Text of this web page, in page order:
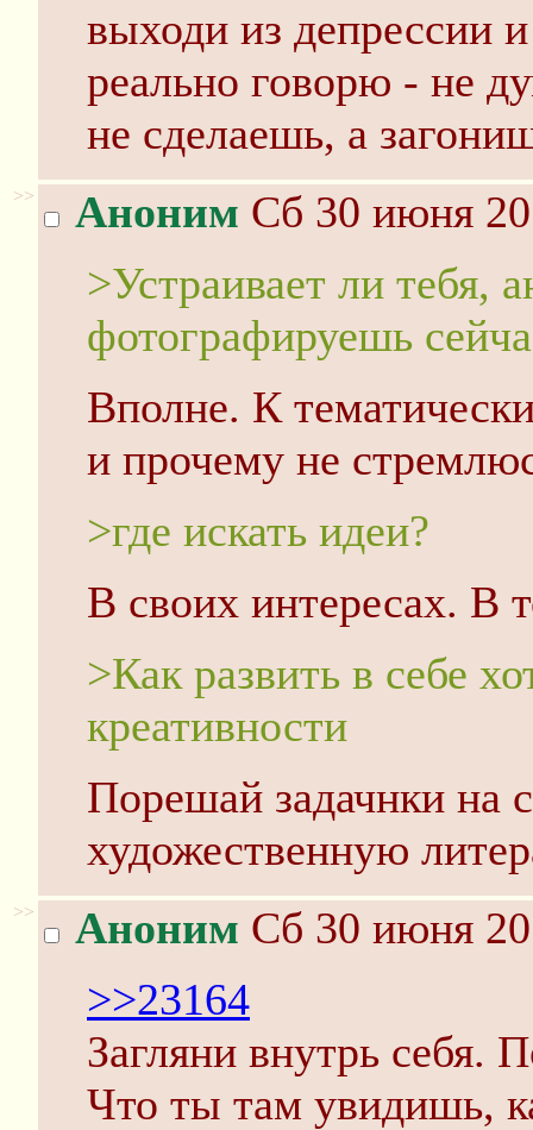
выходи из депрессии
реально говорю - не
не сделаешь, а
>> Аноним Сб 30 июня
>Устраивает ли тебя,
фотографируешь
Вполне. К
и прочему не
>где искать идеи?
В своих интересах. В
>Как развить в себе
креативности
Порешай задачнки на
художественную
>> Аноним Сб 30 июня
>>23164
Загляни внутрь себя.
Что ты там увидишь,